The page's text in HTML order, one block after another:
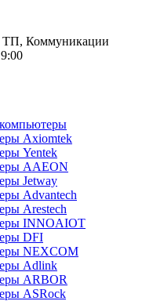
ТП, Коммуникации
Axiomtek
Yentek
AAEON
Jetway
Advantech
Arestech
INNOAIOT
DFI
NEXCOM
Adlink
ARBOR
ASRock